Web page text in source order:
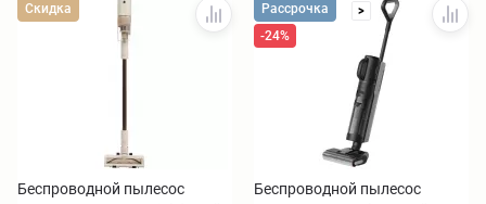
Скидка
Беспроводной пылесос
Рассрочка
>
-24%
Беспроводной пылесос